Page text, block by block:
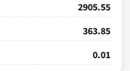
2905.55
363.85
0.01